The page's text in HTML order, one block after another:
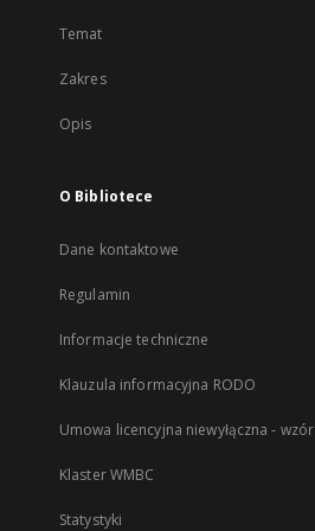
Temat
Zakres
Opis
O Bibliotece
Dane kontaktowe
Regulamin
Informacje techniczne
Klauzula informacyjna RODO
Umowa licencyjna niewyłączna - wzór
Klaster WMBC
Statystyki